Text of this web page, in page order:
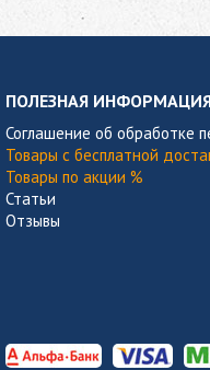
ПОЛЕЗНАЯ
Соглашение об обработке
Товары с бесплатной
Товары по акции %
Статьи
Отзывы